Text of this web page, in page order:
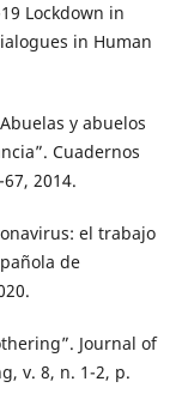
Lockdown in
in Human
y abuelos
Cuadernos
2014.
el trabajo
de
Journal of
v. 8, n. 1-2, p.